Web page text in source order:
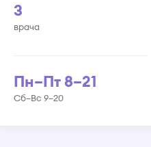
3
врача
Пн–Пт 8–21
Сб–Вс 9–20